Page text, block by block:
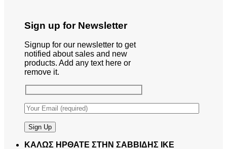
Sign up for Newsletter
Signup for our newsletter to get
notified about sales and new
products. Add any text here or
remove it.
ΚΑΛΩΣ ΗΡΘΑΤΕ ΣΤΗΝ ΣΑΒΒΙΔΗΣ ΙΚΕ